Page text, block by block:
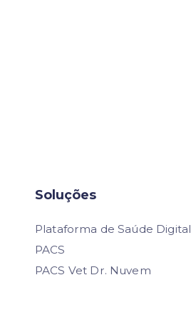
Soluções
Plataforma de Saúde Digital
PACS
PACS Vet Dr. Nuvem